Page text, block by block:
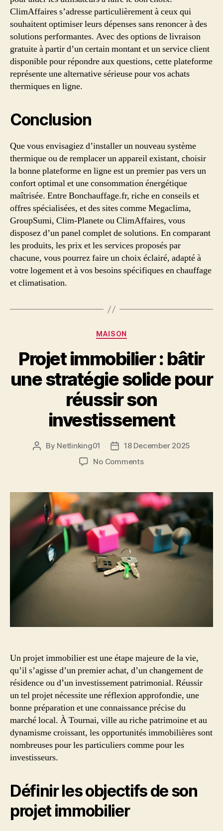
ClimAffaires s’adresse particulièrement à ceux qui
souhaitent optimiser leurs dépenses sans renoncer à des
solutions performantes. Avec des options de livraison
gratuite à partir d’un certain montant et un service client
disponible pour répondre aux questions, cette plateforme
représente une alternative sérieuse pour vos achats
thermiques en ligne.
Conclusion
Que vous envisagiez d’installer un nouveau système
thermique ou de remplacer un appareil existant, choisir
la bonne plateforme en ligne est un premier pas vers un
confort optimal et une consommation énergétique
maîtrisée. Entre Bonchauffage.fr, riche en conseils et
offres spécialisées, et des sites comme Megaclima,
GroupSumi, Clim-Planete ou ClimAffaires, vous
disposez d’un panel complet de solutions. En comparant
les produits, les prix et les services proposés par
chacune, vous pourrez faire un choix éclairé, adapté à
votre logement et à vos besoins spécifiques en chauffage
et climatisation.
Categories
MAISON
Projet immobilier : bâtir
une stratégie solide pour
réussir son
investissement
Post
By Netlinking01
Post18 December 2025
No Commentson
:
bâtir
une
stratégie
solide
pour
réussir
Un projet immobilier est une étape majeure de la vie,
qu’il s’agisse d’un premier achat, d’un changement de
résidence ou d’un investissement patrimonial. Réussir
un tel projet nécessite une réflexion approfondie, une
bonne préparation et une connaissance précise du
marché local. À Tournai, ville au riche patrimoine et au
dynamisme croissant, les opportunités immobilières sont
nombreuses pour les particuliers comme pour les
investisseurs.
Définir les objectifs de son
projet immobilier